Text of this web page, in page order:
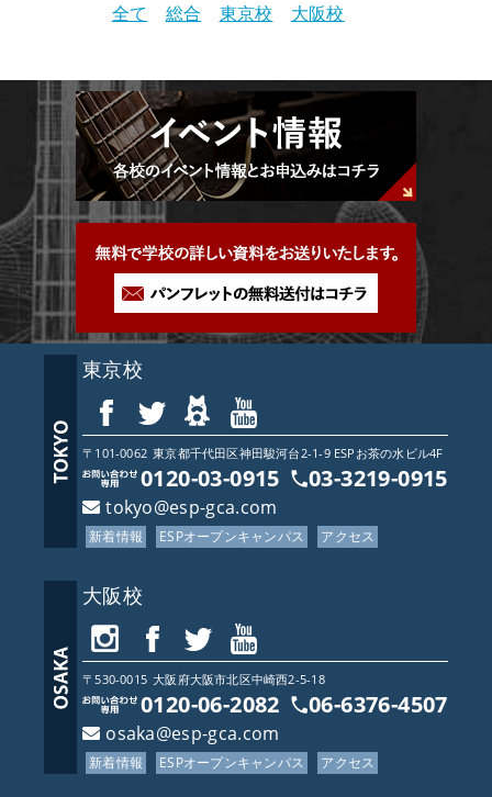
全て 総合 東京校 大阪校
東京校
〒101-0062 東京都千代田区神田駿河台2-1-9 ESPお茶の水ビル4F
0120-03-0915 03-3219-0915
tokyo@esp-gca.com
新着情報 ESPオープンキャンパス アクセス
大阪校
〒530-0015 大阪府大阪市北区中崎西2-5-18
0120-06-2082 06-6376-4507
osaka@esp-gca.com
新着情報 ESPオープンキャンパス アクセス